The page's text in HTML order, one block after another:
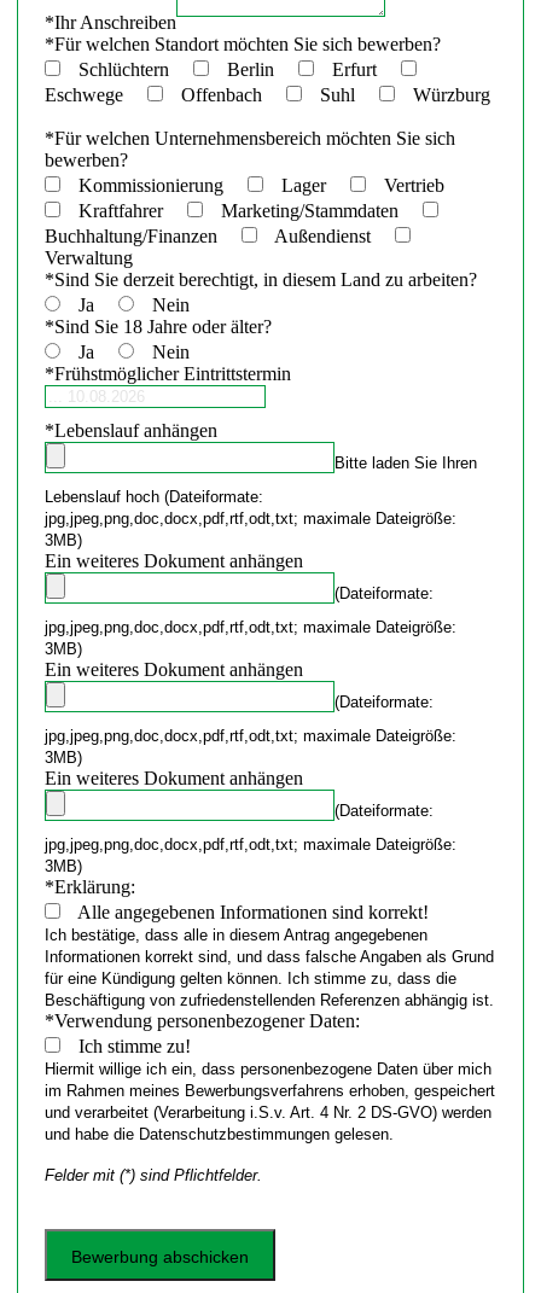
*Ihr Anschreiben
*Für welchen Standort möchten Sie sich bewerben?
Schlüchtern
Berlin
Erfurt
Eschwege
Offenbach Suhl Würzburg
*Für welchen Unternehmensbereich möchten Sie sich
bewerben?
Kommissionierung
Lager
Vertrieb
Kraftfahrer
Marketing/Stammdaten
Buchhaltung/Finanzen
Außendienst
Verwaltung
*Sind Sie derzeit berechtigt, in diesem Land zu arbeiten?
Ja
Nein
*Sind Sie 18 Jahre oder älter?
Ja
Nein
*Frühstmöglicher Eintrittstermin
*Lebenslauf anhängen
Bitte laden Sie Ihren
Lebenslauf hoch (Dateiformate:
jpg,jpeg,png,doc,docx,pdf,rtf,odt,txt; maximale Dateigröße:
3MB)
Ein weiteres Dokument anhängen
(Dateiformate:
jpg,jpeg,png,doc,docx,pdf,rtf,odt,txt; maximale Dateigröße:
3MB)
Ein weiteres Dokument anhängen
(Dateiformate:
jpg,jpeg,png,doc,docx,pdf,rtf,odt,txt; maximale Dateigröße:
3MB)
Ein weiteres Dokument anhängen
(Dateiformate:
jpg,jpeg,png,doc,docx,pdf,rtf,odt,txt; maximale Dateigröße:
3MB)
*Erklärung:
Alle angegebenen Informationen sind korrekt!
Ich bestätige, dass alle in diesem Antrag angegebenen
Informationen korrekt sind, und dass falsche Angaben als Grund
für eine Kündigung gelten können. Ich stimme zu, dass die
Beschäftigung von zufriedenstellenden Referenzen abhängig ist.
*Verwendung personenbezogener Daten:
Ich stimme zu!
Hiermit willige ich ein, dass personenbezogene Daten über mich
im Rahmen meines Bewerbungsverfahrens erhoben, gespeichert
und verarbeitet (Verarbeitung i.S.v. Art. 4 Nr. 2 DS-GVO) werden
und habe die Datenschutzbestimmungen gelesen.
Felder mit (*) sind Pflichtfelder.